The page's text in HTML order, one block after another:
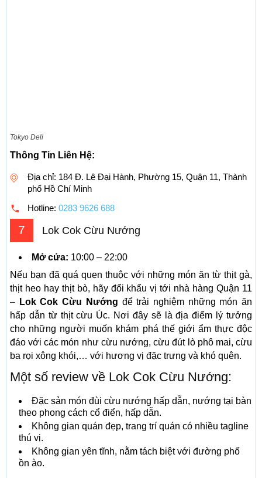
Tokyo Deli
Thông Tin Liên Hệ:
Địa chỉ: 184 Đ. Lê Đại Hành, Phường 15, Quận 11, Thành
phố Hồ Chí Minh
Hotline: 0283 9626 688
7 Lok Cok Cừu Nướng
Mở cửa: 10:00 – 22:00
Nếu bạn đã quá quen thuộc với những món ăn từ thịt gà,
thịt heo hay thịt bò, hãy đổi khẩu vị tới nhà hàng Quận 11
– Lok Cok Cừu Nướng để trải nghiệm những món ăn
hấp dẫn từ thịt cừu Úc. Nơi đây sẽ là địa điểm lý tưởng
cho những người muốn khám phá thế giới ẩm thực độc
đáo với các món như cừu nướng, cừu đút lò phô mai, cừu
ba rọi xông khói,… với hương vị đặc trưng và khó quên.
Một số review về Lok Cok Cừu Nướng:
Đặc sản món đùi cừu nướng hấp dẫn, nướng tại bàn
theo phong cách cổ điển, hấp dẫn.
Không gian quán đẹp, trang trí quán có nhiều tagline
thú vị.
Không gian yên tĩnh, nằm tách biệt với đường phố
ồn ào.